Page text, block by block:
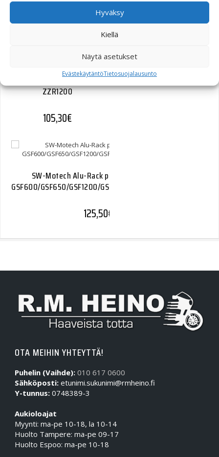
Hyväksy
Kiellä
Näytä asetukset
EvästekäytäntöTietosuojalausunto
SW-Motech Alu-Rack
peräteline Kawasaki
ZZR1200
105,30€
SW-Motech Alu-Rack peräteline Suzuki
GSF600/GSF650/GSF1200/GSF1250/GSX650F/GSX14
125,50€
OTA MEIHIN YHTEYTTÄ!
Puhelin (Vaihde): 010 617 0600
Sähköposti: etunimi.sukunimi@rmheino.fi
Y-tunnus: 0748389-3
Aukioloajat
Myynti: ma-pe 10-18, la 10-14
Huolto Tampere: ma-pe 09-17
Huolto Espoo: ma-pe 10-18